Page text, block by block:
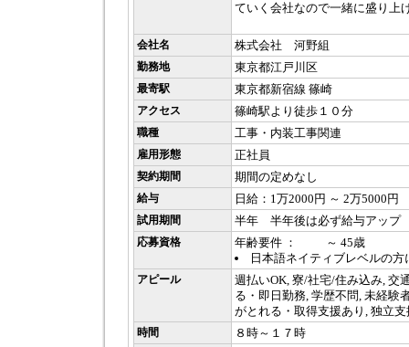
ていく会社なので一緒に盛り上
会社名 株式会社 河野組
勤務地 東京都江戸川区
最寄駅 東京都新宿線 篠崎
アクセス 篠崎駅より徒歩１０分
職種 工事・内装工事関連
雇用形態 正社員
契約期間 期間の定めなし
給与 日給：1万2000円 ～ 2万5000円
試用期間 半年 半年後は必ず給与アップ
応募資格
年齢要件 ： ～ 45歳
日本語ネイティブレベルの方
アピール
週払いOK, 寮/社宅/住み込み, 交
る・即日勤務, 学歴不問, 未経験
がとれる・取得支援あり, 独立
時間 ８時～１７時